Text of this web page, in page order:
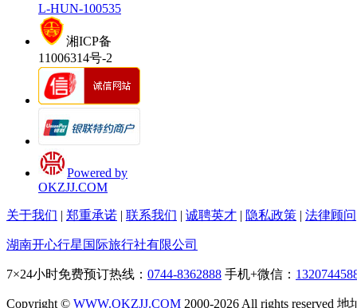
L-HUN-100535
湘ICP备
11006314号-2
Powered by
OKZJJ.COM
关于我们 | 郑重承诺 | 联系我们 | 诚聘英才 | 隐私政策 | 法律顾问
湖南开心行星国际旅行社有限公司
7×24小时免费预订热线： 0744-8362888 手机+微信：
Copyright © WWW.OKZJJ.COM 2000-2026 All rights reserved